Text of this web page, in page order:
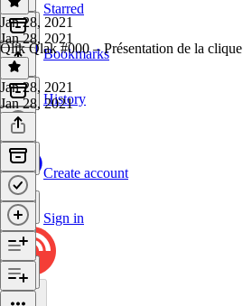
Starred
Bookmarks
History
Create account
Sign in
Jan 28, 2021
Jan 28, 2021
Qlik Qlak #000 – Présentation de la clique
Jan 28, 2021
Jan 28, 2021